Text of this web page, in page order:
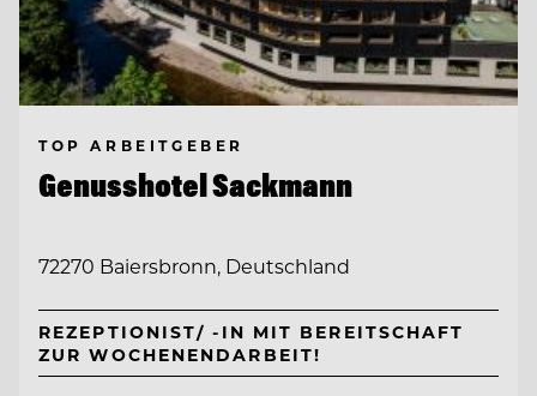
TOP ARBEITGEBER
Genusshotel Sackmann
72270 Baiersbronn, Deutschland
REZEPTIONIST/ -IN MIT BEREITSCHAFT
ZUR WOCHENENDARBEIT!